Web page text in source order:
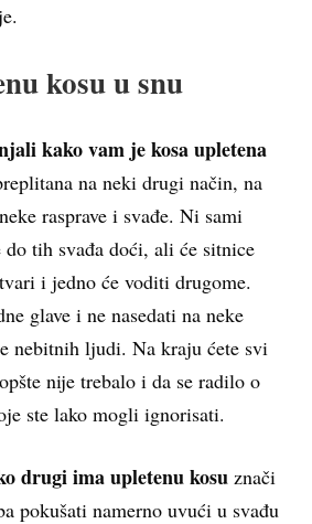
kosu u snu
kako vam je kosa upletena
na neki drugi način, na
rasprave i svađe. Ni sami
do tih svađa doći, ali će sitnice
i jedno će voditi drugome.
glave i ne nasedati na neke
nebitnih ljudi. Na kraju ćete svi
nije trebalo i da se radilo o
ste lako mogli ignorisati.
drugi ima upletenu kosu znači
pokušati namerno uvući u svađu